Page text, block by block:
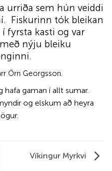
urriða sem hún veiddi
Fiskurinn tók bleikan
fyrsta kasti og var
nýju bleiku
Örn Georgsson.
hafa gaman í allt sumar.
og elskum að heyra
Víkingur Myrkvi